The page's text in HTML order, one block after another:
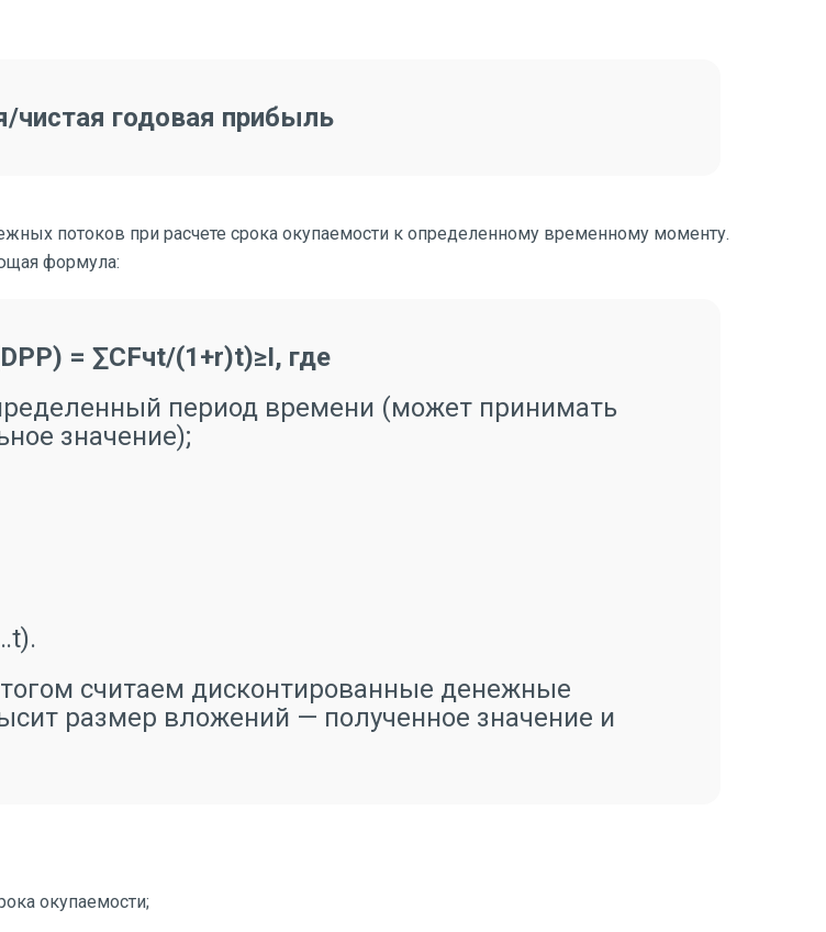
чистая годовая прибыль
потоков при расчете срока окупаемости к определенному временному моменту.
формула:
= ∑CFчt/(1+r)t)≥I, где
период времени (может принимать
значение);
считаем дисконтированные денежные
размер вложений — полученное значение и
окупаемости;